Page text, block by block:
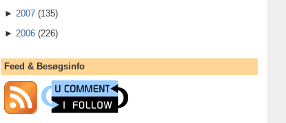
► 2007 (135)
► 2006 (226)
Feed & Besøgsinfo